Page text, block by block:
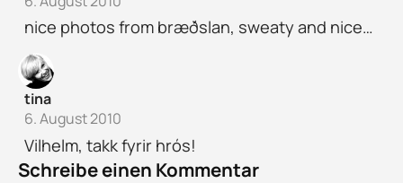
nice photos from bræðslan, sweaty and nice…
tina
6. August 2010
Vilhelm, takk fyrir hrós!
Schreibe einen Kommentar